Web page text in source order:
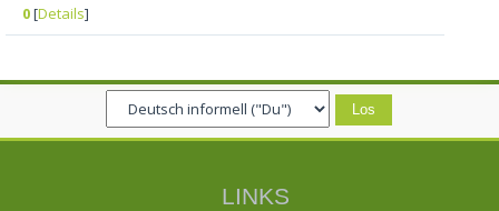
0[Details]
LINKS